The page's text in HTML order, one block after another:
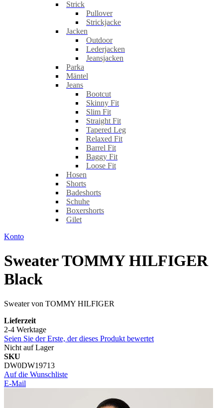
Strick
Pullover
Strickjacke
Jacken
Outdoor
Lederjacken
Jeansjacken
Parka
Mäntel
Jeans
Bootcut
Skinny Fit
Slim Fit
Straight Fit
Tapered Leg
Relaxed Fit
Barrel Fit
Baggy Fit
Loose Fit
Hosen
Shorts
Badeshorts
Schuhe
Boxershorts
Gilet
Konto
Sweater TOMMY HILFIGER
Black
Sweater von TOMMY HILFIGER
Lieferzeit
2-4 Werktage
Seien Sie der Erste, der dieses Produkt bewertet
Nicht auf Lager
SKU
DW0DW19713
Auf die Wunschliste
E-Mail